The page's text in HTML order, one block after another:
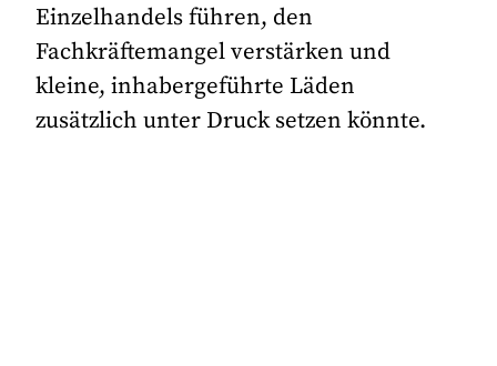
Einzelhandels führen, den
Fachkräftemangel verstärken und
kleine, inhabergeführte Läden
zusätzlich unter Druck setzen könnte.